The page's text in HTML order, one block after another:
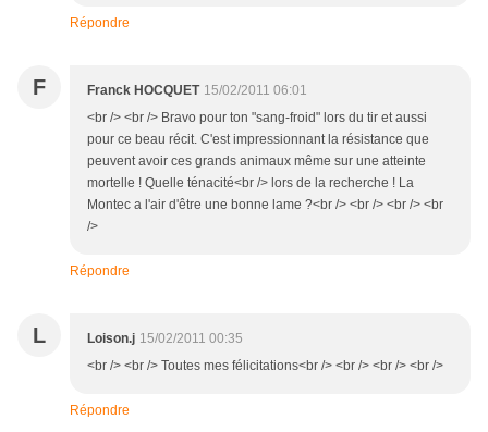
Répondre
F Franck HOCQUET 15/02/2011 06:01
<br /> <br /> Bravo pour ton "sang-froid" lors du tir et aussi
pour ce beau récit. C'est impressionnant la résistance que
peuvent avoir ces grands animaux même sur une atteinte
mortelle ! Quelle ténacité<br /> lors de la recherche ! La
Montec a l'air d'être une bonne lame ?<br /> <br /> <br /> <br
/>
Répondre
L Loison.j 15/02/2011 00:35
<br /> <br /> Toutes mes félicitations<br /> <br /> <br /> <br />
Répondre